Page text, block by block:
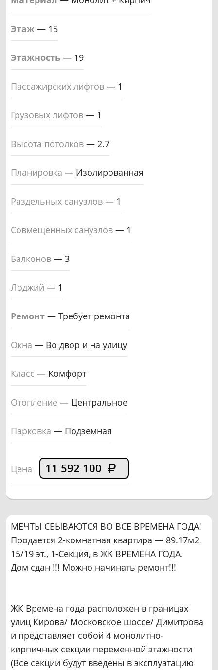
Этаж — 15
Этажность — 19
Пассажирских лифтов — 1
Грузовых лифтов — 1
Высота потолков — 2.7
Планировка — Изолированная
Раздельных санузлов — 1
Совмещенных санузлов — 1
Балконов — 3
Лоджий — 1
Ремонт — Требует ремонта
Окна — Во двор и на улицу
Класс — Комфорт
Отопление — Центральное
Парковка — Подземная
Цена 11 592 100
МЕЧТЫ СБЫВАЮТСЯ ВО ВСЕ ВРЕМЕНА ГОДА!
Продaeтcя 2-кoмнaтнaя квaртира — 89.17м2,
15/19 эт., 1-Секция, в ЖK ВРЕМЕНА ГОДА.
Дом сдан !!! Можно начинать ремонт!!!
ЖК Времена года расположен в границах
улиц Кирова/ Московское шоссе/ Димитрова
и представляет собой 4 монолитно-
кирпичных секции переменной этажности
(Все секции будут введены в эксплуатацию